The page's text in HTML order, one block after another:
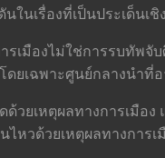
นในเรื่องที่เป็นประเด็นเ
รเมืองไม่ใช่การรบทัพจั
ดยเฉพาะศูนย์กลางนำ
ด้วยเหตุผลทางการเมื
ไหวด้วยเหตุผลทางการเ